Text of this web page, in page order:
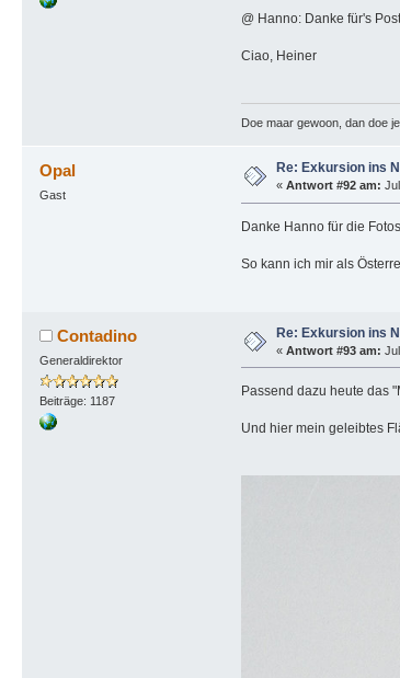
@ Hanno: Danke für's
Ciao, Heiner
Doe maar gewoon, dan doe
Opal
Gast
Re: Exkursion ins
« Antwort #92 am:
Danke Hanno für die
So kann ich mir als
Contadino
Generaldirektor
Beiträge: 1187
Re: Exkursion ins
« Antwort #93 am:
Passend dazu heute das
Und hier mein geleibtes